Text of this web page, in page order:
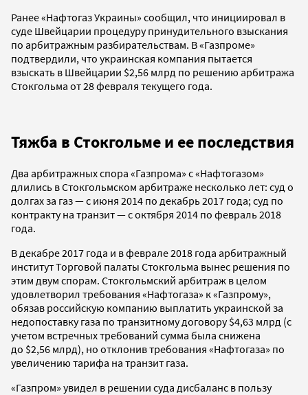
Ранее «Нафтогаз Украины» сообщил, что инициировал в
суде Швейцарии процедуру принудительного взыскания
по арбитражным разбирательствам. В «Газпроме»
подтвердили, что украинская компания пытается
взыскать в Швейцарии $2,56 млрд по решению арбитража
Стокгольма от 28 февраля текущего года.
Тяжба в Стокгольме и ее последствия
Два арбитражных спора «Газпрома» с «Нафтогазом»
длились в Стокгольмском арбитраже несколько лет: суд о
долгах за газ — с июня 2014 по декабрь 2017 года; суд по
контракту на транзит — с октября 2014 по февраль 2018
года.
В декабре 2017 года и в феврале 2018 года арбитражный
институт Торговой палаты Стокгольма вынес решения по
этим двум спорам. Стокгольмский арбитраж в целом
удовлетворил требования «Нафтогаза» к «Газпрому»,
обязав российскую компанию выплатить украинской за
недопоставку газа по транзитному договору $4,63 млрд (с
учетом встречных требований сумма была снижена
до $2,56 млрд), но отклонив требования «Нафтогаза» по
увеличению тарифа на транзит газа.
«Газпром» увидел в решении суда дисбаланс в пользу